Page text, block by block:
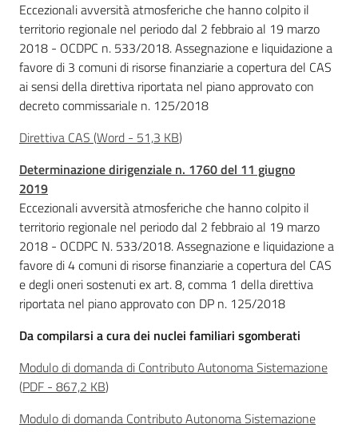
Eccezionali avversità atmosferiche che hanno colpito il
territorio regionale nel periodo dal 2 febbraio al 19 marzo
2018 - OCDPC n. 533/2018. Assegnazione e liquidazione a
favore di 3 comuni di risorse finanziarie a copertura del CAS
ai sensi della direttiva riportata nel piano approvato con
decreto commissariale n. 125/2018
Direttiva CAS (Word - 51,3 KB)
Determinazione dirigenziale n. 1760 del 11 giugno
2019
Eccezionali avversità atmosferiche che hanno colpito il
territorio regionale nel periodo dal 2 febbraio al 19 marzo
2018 - OCDPC N. 533/2018. Assegnazione e liquidazione a
favore di 4 comuni di risorse finanziarie a copertura del CAS
e degli oneri sostenuti ex art. 8, comma 1 della direttiva
riportata nel piano approvato con DP n. 125/2018
Da compilarsi a cura dei nuclei familiari sgomberati
Modulo di domanda di Contributo Autonoma Sistemazione
(PDF - 867,2 KB)
Modulo di domanda Contributo Autonoma Sistemazione